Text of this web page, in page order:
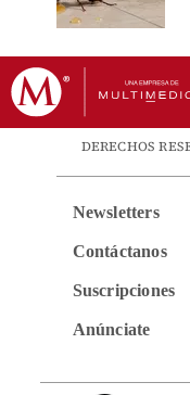
DERECHOS
Newsletters
Contáctanos
Suscripciones
Anúnciate